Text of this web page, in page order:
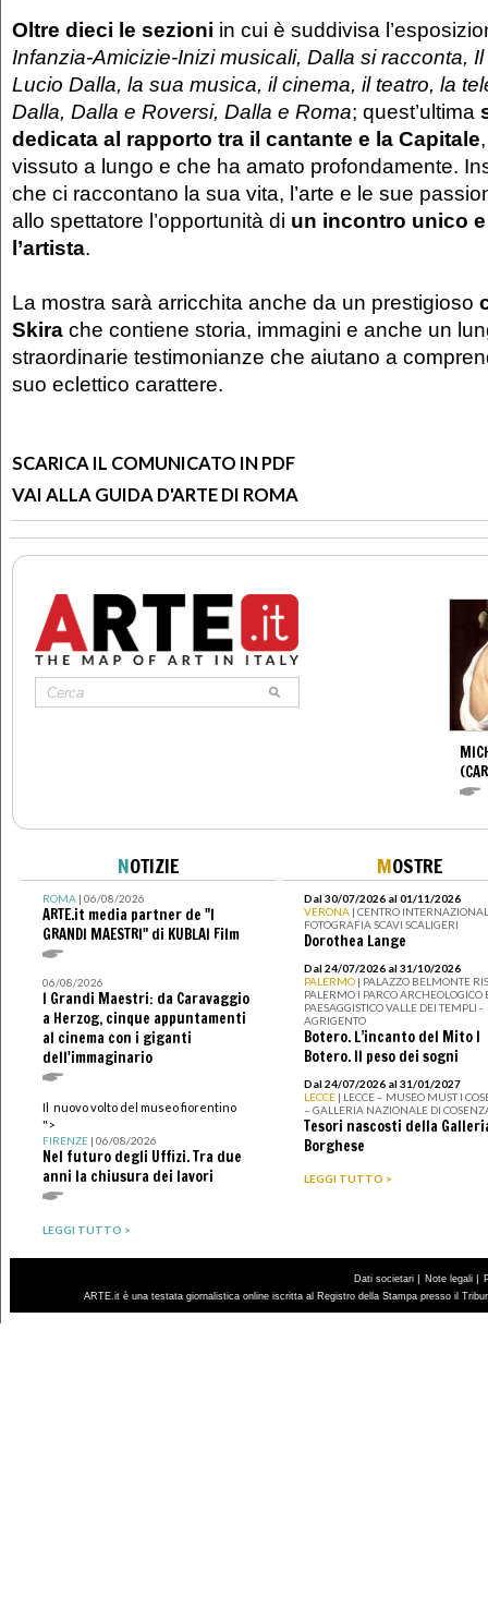
Oltre dieci le sezioni in cui è suddivisa
Infanzia-Amicizie-Inizi musicali, Dalla si racconta,
Lucio Dalla, la sua musica, il cinema, il teatro, la
Dalla, Dalla e Roversi, Dalla e Roma; quest’ultima
dedicata al rapporto tra il cantante e la Capitale
vissuto a lungo e che ha amato profondamente.
che ci raccontano la sua vita, l’arte e le sue
allo spettatore l’opportunità di un incontro unico
l’artista.
La mostra sarà arricchita anche da un prestigioso
Skira che contiene storia, immagini e anche un
straordinarie testimonianze che aiutano a
suo eclettico carattere.
SCARICA IL COMUNICATO IN PDF
VAI ALLA GUIDA D'ARTE DI ROMA
NOTIZIE
ROMA| 06/08/2026
ARTE.it media partner de "I
GRANDI MAESTRI" di KUBLAI Film
06/08/2026
I Grandi Maestri: da Caravaggio
a Herzog, cinque appuntamenti
al cinema con i giganti
dell'immaginario
Il nuovo volto del museo fiorentino
">
FIRENZE| 06/08/2026
Nel futuro degli Uffizi. Tra due
anni la chiusura dei lavori
LEGGI TUTTO >
MOSTRE
Dal 30/07/2026 al 01/11/2026
VERONA | CENTRO
FOTOGRAFIA SCAVI SCALIGERI
Dorothea Lange
Dal 24/07/2026 al 31/10/2026
PALERMO | PALAZZO BELMONTE
PALERMO I PARCO ARCHEOLOGICO
PAESAGGISTICO VALLE DEI TEMPLI -
AGRIGENTO
Botero. L’incanto del Mito I
Botero. Il peso dei sogni
Dal 24/07/2026 al 31/01/2027
LECCE | LECCE – MUSEO MUST I
– GALLERIA NAZIONALE DI
Tesori nascosti della
Borghese
LEGGI TUTTO >
Dati societari | Note legali |
ARTE.it è una testata giornalistica online iscritta al Registro della Stampa presso il